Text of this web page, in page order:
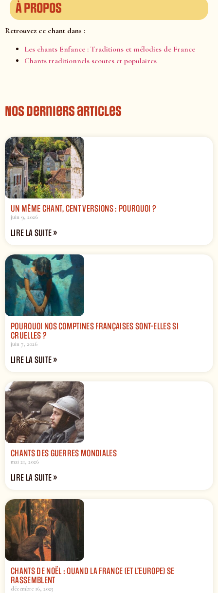
À propos
Retrouvez ce chant dans :
Les chants Enfance : Traditions et mélodies de France
Chants traditionnels scoutes et populaires
Nos derniers articles
UN MÊME CHANT, CENT VERSIONS : POURQUOI ?
juin 9, 2026
LIRE LA SUITE »
POURQUOI NOS COMPTINES FRANÇAISES SONT-ELLES SI
CRUELLES ?
juin 7, 2026
LIRE LA SUITE »
CHANTS DES GUERRES MONDIALES
mai 21, 2026
LIRE LA SUITE »
CHANTS DE NOËL : QUAND LA FRANCE (ET L’EUROPE) SE
RASSEMBLENT
décembre 16, 2025